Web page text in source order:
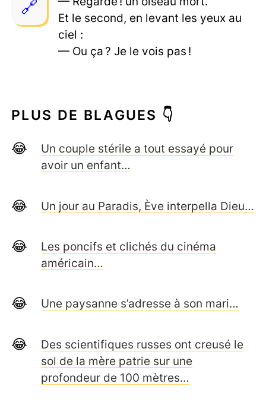
Et le second, en levant les yeux au
ciel :
— Ou ça ? Je le vois pas !
PLUS DE BLAGUES 👇
Un couple stérile a tout essayé pour
avoir un enfant…
Un jour au Paradis, Ève interpella Dieu…
Les poncifs et clichés du cinéma
américain…
Une paysanne s’adresse à son mari…
Des scientifiques russes ont creusé le
sol de la mère patrie sur une
profondeur de 100 mètres…